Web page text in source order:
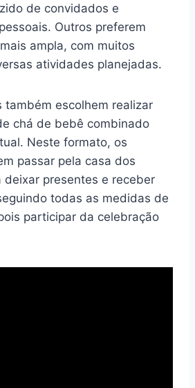
de convidados e
Outros preferem
ampla, com muitos
atividades planejadas.
também escolhem realizar
chá de bebê combinado
Neste formato, os
passar pela casa dos
deixar presentes e receber
todas as medidas de
participar da celebração